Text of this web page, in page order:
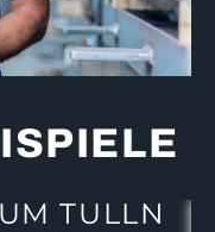
TULLN